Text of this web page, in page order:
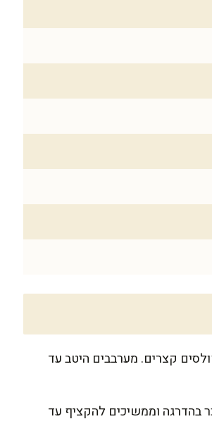
קצרים. מערבבים היטב עד
בהדרגה וממשיכים להקציף עד